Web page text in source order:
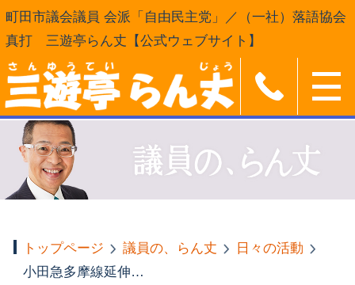
町田市議会議員 会派「自由民主党」／（一社）落語協会
真打 三遊亭らん丈【公式ウェブサイト】
トップページ 議員の、らん丈
日々の活動
小田急多摩線延伸を促進する議員連盟